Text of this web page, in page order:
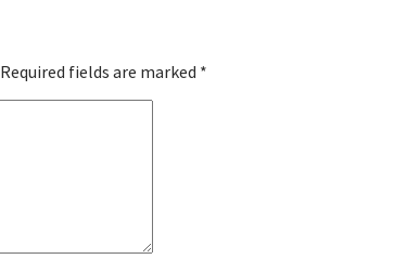
Required fields are marked *